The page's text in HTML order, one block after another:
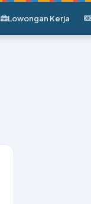
Lowongan Kerja